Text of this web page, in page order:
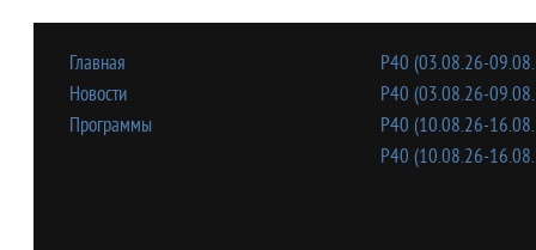
Главная
Новости
Программы
Р40 (03.08.26-
Р40 (03.08.26-
Р40 (10.08.26-
Р40 (10.08.26-